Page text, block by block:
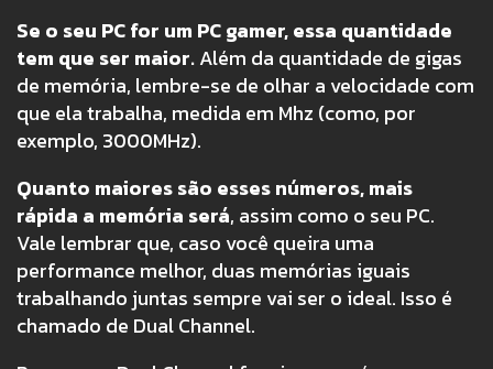
Se o seu PC for um PC gamer, essa quantidade
tem que ser maior.Além da quantidade de gigas
de memória, lembre-se de olhar a velocidade com
que ela trabalha, medida em Mhz (como, por
exemplo, 3000MHz).
Quanto maiores são esses números, mais
rápida a memória será, assim como o seu PC.
Vale lembrar que, caso você queira uma
performance melhor, duas memórias iguais
trabalhando juntas sempre vai ser o ideal. Isso é
chamado de Dual Channel.